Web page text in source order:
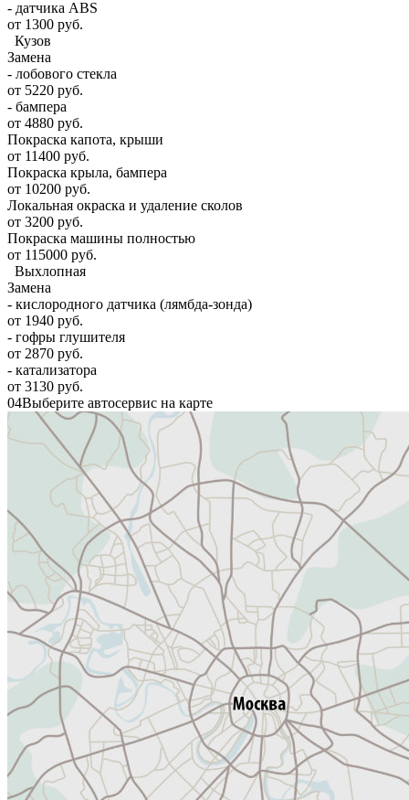
- датчика ABS
от 1300 руб.
Кузов
Замена
- лобового стекла
от 5220 руб.
- бампера
от 4880 руб.
Покраска капота, крыши
от 11400 руб.
Покраска крыла, бампера
от 10200 руб.
Локальная окраска и удаление сколов
от 3200 руб.
Покраска машины полностью
от 115000 руб.
Выхлопная
Замена
- кислородного датчика (лямбда-зонда)
от 1940 руб.
- гофры глушителя
от 2870 руб.
- катализатора
от 3130 руб.
04Выберите автосервис на карте